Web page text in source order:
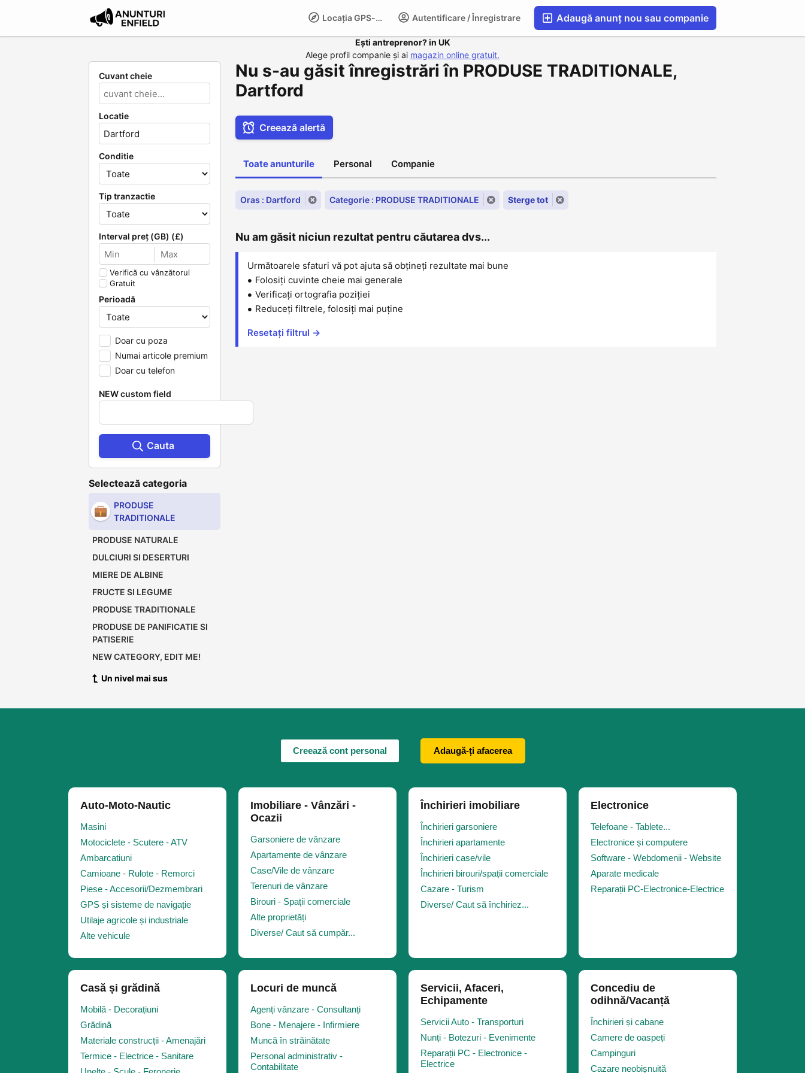
Adaugă anunț nou sau companie
Autentificare / Înregistrare
Locația GPS-LIFE
CompaniesS
Ești antreprenor? in UK
Alege profil companie și ai magazin online gratuit.
Cuvant cheie
Locatie
Conditie
Tip tranzactie
Interval preț (GB) (£)
Verifică cu vânzătorul
Gratuit
Perioadă
Doar cu poza
Numai articole premium
Doar cu telefon
NEW custom field
Cauta
Selectează categoria
PRODUSE
TRADITIONALE
PRODUSE NATURALE
DULCIURI SI DESERTURI
MIERE DE ALBINE
FRUCTE SI LEGUME
PRODUSE TRADITIONALE
PRODUSE DE PANIFICATIE SI
PATISERIE
NEW CATEGORY, EDIT ME!
Un nivel mai sus
Nu s-au găsit înregistrări în PRODUSE TRADITIONALE,
Dartford
Creează alertă
Toate anunturile Personal Companie
Oras : Dartford Categorie : PRODUSE TRADITIONALE Sterge tot
Nu am găsit niciun rezultat pentru căutarea dvs...
Următoarele sfaturi vă pot ajuta să obțineți rezultate mai bune
Folosiți cuvinte cheie mai generale
Verificați ortografia poziției
Reduceți filtrele, folosiți mai puține
Resetați filtrul →
Creează cont personal Adaugă-ți afacerea
Auto-Moto-Nautic
Masini
Motociclete - Scutere - ATV
Ambarcatiuni
Camioane - Rulote - Remorci
Piese - Accesorii/Dezmembrari
GPS și sisteme de navigație
Utilaje agricole și industriale
Alte vehicule
Imobiliare - Vânzări -
Ocazii
Garsoniere de vânzare
Apartamente de vânzare
Case/Vile de vânzare
Terenuri de vânzare
Birouri - Spații comerciale
Alte proprietăți
Diverse/ Caut să cumpăr...
Închirieri imobiliare
Închirieri garsoniere
Închirieri apartamente
Închirieri case/vile
Închirieri birouri/spații comerciale
Cazare - Turism
Diverse/ Caut să închiriez...
Electronice
Telefoane - Tablete...
Electronice și computere
Software - Webdomenii - Website
Aparate medicale
Reparații PC-Electronice-Electrice
Casă și grădină
Mobilă - Decorațiuni
Grădină
Materiale construcții - Amenajări
Termice - Electrice - Sanitare
Locuri de muncă
Agenți vânzare - Consultanți
Bone - Menajere - Infirmiere
Muncă în străinătate
Personal administrativ -
Contabilitate
Servicii, Afaceri,
Echipamente
Servicii Auto - Transporturi
Nunți - Botezuri - Evenimente
Reparații PC - Electronice -
Electrice
Concediu de
odihnă/Vacanță
Închirieri și cabane
Camere de oaspeți
Campinguri
Cazare neobișnuită